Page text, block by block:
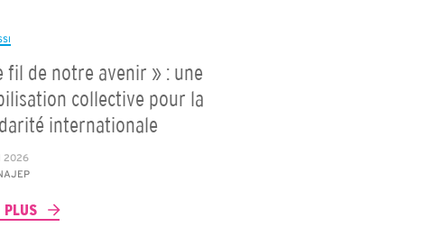
fil de notre avenir » : une
collective pour la
internationale
2026
PLUS